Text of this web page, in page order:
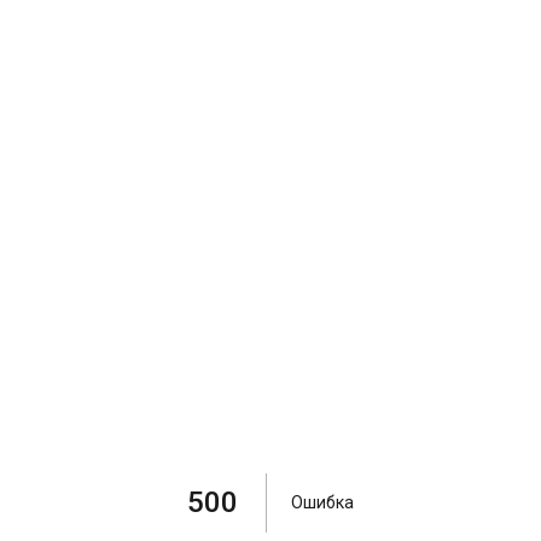
500 Ошибка